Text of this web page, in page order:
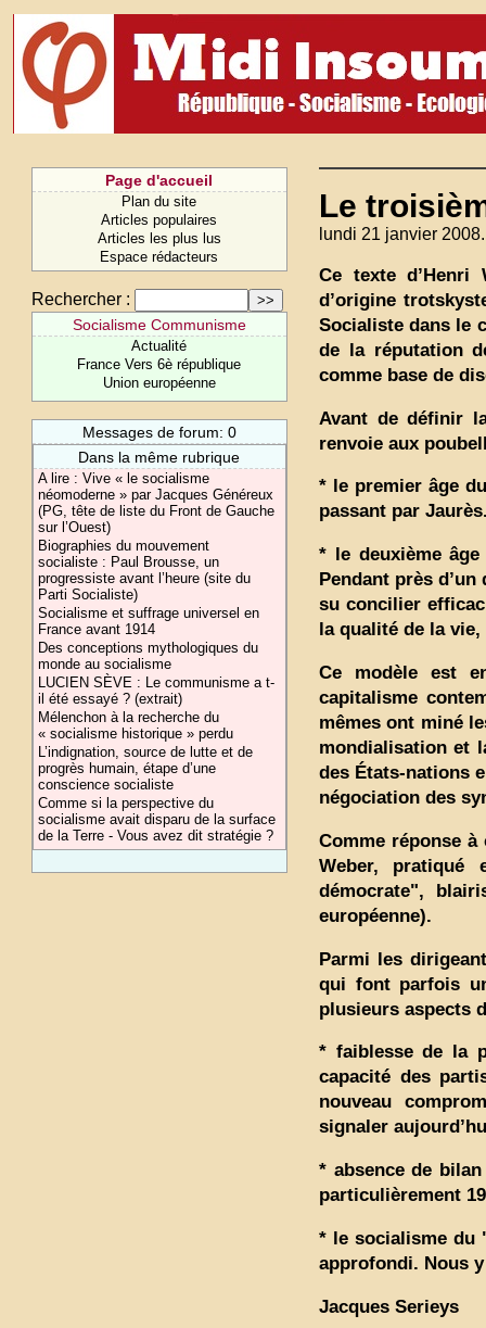
Page d'accueil
Plan du site
Articles populaires
Articles les plus lus
Espace rédacteurs
Rechercher :
Socialisme Communisme
Actualité
France Vers 6è république
Union européenne
Messages de forum: 0
Dans la même rubrique
A lire : Vive « le socialisme
néomoderne » par Jacques Généreux
(PG, tête de liste du Front de Gauche
sur l’Ouest)
Biographies du mouvement
socialiste : Paul Brousse, un
progressiste avant l’heure (site du
Parti Socialiste)
Socialisme et suffrage universel en
France avant 1914
Des conceptions mythologiques du
monde au socialisme
LUCIEN SÈVE : Le communisme a t-
il été essayé ? (extrait)
Mélenchon à la recherche du
« socialisme historique » perdu
L’indignation, source de lutte et de
progrès humain, étape d’une
conscience socialiste
Comme si la perspective du
socialisme avait disparu de la surface
de la Terre - Vous avez dit stratégie ?
Le
lundi 21 janvier 2008.
Ce texte
d’origine
Socialiste dans le
de la réputation
comme base de
Avant de définir
renvoie aux
* le premier âge
passant par
* le deuxième
Pendant près
su concilier
la qualité de la
Ce modèle est
capitalisme
mêmes ont miné
mondialisation et
des États-nations
négociation des
Comme réponse
Weber, pratiqué
démocrate",
européenne).
Parmi les
qui font parfois
plusieurs aspects
* faiblesse de la
capacité des
nouveau
signaler
* absence de
particulièrement
* le socialisme du
approfondi. Nous
Jacques Serieys